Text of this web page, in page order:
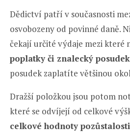
Dědictví patří v současnosti
osvobozeny od povinné daně.
čekají určité výdaje mezi které
poplatky či znalecký posudek
posudek zaplatíte většinou
Dražší položkou jsou potom
které se odvíjejí od celkové
celkové hodnoty pozůstalosti